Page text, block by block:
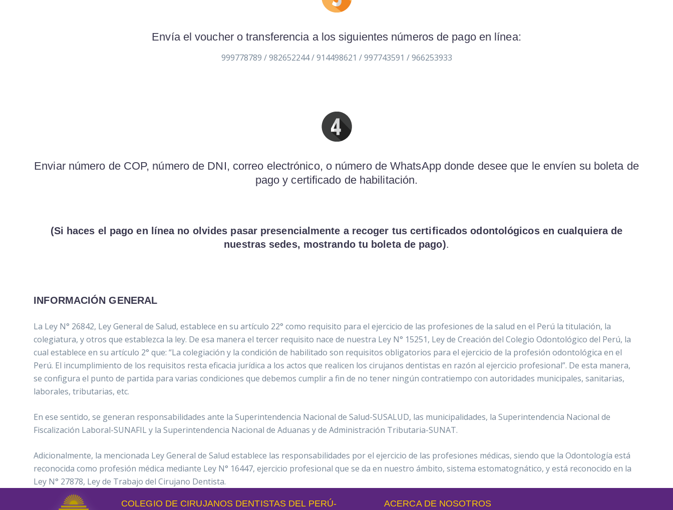
Envía el voucher o transferencia a los siguientes números de pago en línea:
999778789 / 982652244 / 914498621 / 997743591 / 966253933
Enviar número de COP, número de DNI, correo electrónico, o número de WhatsApp donde desee que le envíen su boleta de
pago y certificado de habilitación.
(Si haces el pago en línea no olvides pasar presencialmente a recoger tus certificados odontológicos en cualquiera de
nuestras sedes, mostrando tu boleta de pago).
INFORMACIÓN GENERAL
La Ley N° 26842, Ley General de Salud, establece en su artículo 22° como requisito para el ejercicio de las profesiones de la salud en el Perú la titulación, la
colegiatura, y otros que establezca la ley. De esa manera el tercer requisito nace de nuestra Ley N° 15251, Ley de Creación del Colegio Odontológico del Perú, la
cual establece en su artículo 2° que: “La colegiación y la condición de habilitado son requisitos obligatorios para el ejercicio de la profesión odontológica en el
Perú. El incumplimiento de los requisitos resta eficacia jurídica a los actos que realicen los cirujanos dentistas en razón al ejercicio profesional”. De esta manera,
se configura el punto de partida para varias condiciones que debemos cumplir a fin de no tener ningún contratiempo con autoridades municipales, sanitarias,
laborales, tributarias, etc.
En ese sentido, se generan responsabilidades ante la Superintendencia Nacional de Salud-SUSALUD, las municipalidades, la Superintendencia Nacional de
Fiscalización Laboral-SUNAFIL y la Superintendencia Nacional de Aduanas y de Administración Tributaria-SUNAT.
Adicionalmente, la mencionada Ley General de Salud establece las responsabilidades por el ejercicio de las profesiones médicas, siendo que la Odontología está
reconocida como profesión médica mediante Ley N° 16447, ejercicio profesional que se da en nuestro ámbito, sistema estomatognático, y está reconocido en la
Ley N° 27878, Ley de Trabajo del Cirujano Dentista.
COLEGIO DE CIRUJANOS DENTISTAS DEL PERÚ-
ACERCA DE NOSOTROS